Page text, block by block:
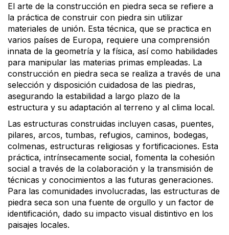
El arte de la construcción en piedra seca se refiere a
la práctica de construir con piedra sin utilizar
materiales de unión. Esta técnica, que se practica en
varios países de Europa, requiere una comprensión
innata de la geometría y la física, así como habilidades
para manipular las materias primas empleadas. La
construcción en piedra seca se realiza a través de una
selección y disposición cuidadosa de las piedras,
asegurando la estabilidad a largo plazo de la
estructura y su adaptación al terreno y al clima local.
Las estructuras construidas incluyen casas, puentes,
pilares, arcos, tumbas, refugios, caminos, bodegas,
colmenas, estructuras religiosas y fortificaciones. Esta
práctica, intrínsecamente social, fomenta la cohesión
social a través de la colaboración y la transmisión de
técnicas y conocimientos a las futuras generaciones.
Para las comunidades involucradas, las estructuras de
piedra seca son una fuente de orgullo y un factor de
identificación, dado su impacto visual distintivo en los
paisajes locales.